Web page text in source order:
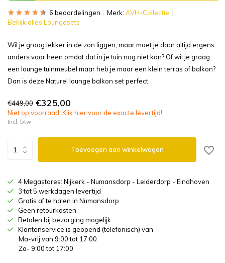
6 beoordelingen Merk: AVH-Collectie
Bekijk alles Loungesets
Wil je graag lekker in de zon liggen, maar moet je daar altijd ergens
anders voor heen omdat dat in je tuin nog niet kan? Of wil je graag
een lounge tuinmeubel maar heb je maar een klein terras of balkon?
Dan is deze Naturel lounge balkon set perfect.
€449,00 €325,00
Niet op voorraad. Klik hier voor de exacte levertijd!
Incl. btw
Toevoegen aan winkelwagen
4 Megastores: Nijkerk - Numansdorp - Leiderdorp - Eindhoven
3 tot 5 werkdagen levertijd
Gratis af te halen in Numansdorp
Geen retourkosten
Betalen bij bezorging mogelijk
Klantenservice is geopend (telefonisch) van
Ma-vrij van 9:00 tot 17:00
Za- 9:00 tot 17:00